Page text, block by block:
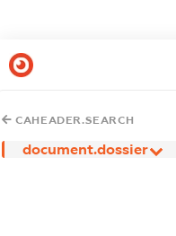
CAHEADER.SEARCH
document.dossier